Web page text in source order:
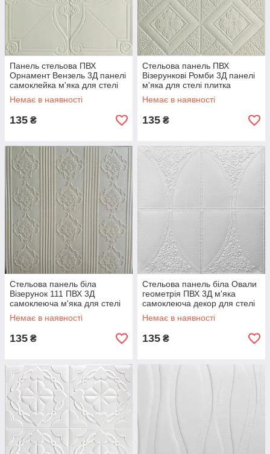
Панель стельова ПВХ
Орнамент Вензель 3Д панелі
самоклейка м'яка для стелі
плитка 700*700*6мм (165)
SW-00000185
Немає в наявності
135 ₴
Стельова панель ПВХ
Візерункові Ромби 3Д панелі
м'яка для стелі плитка
квадрати 700*700*5мм (174)
SW-00000180
Немає в наявності
135 ₴
Стельова панель біла
Візерунок 111 ПВХ 3Д
самоклеюча м'яка для стелі
700х700х5 мм (111) SW-
00000072
Немає в наявності
135 ₴
Стельова панель біла Овали
геометрія ПВХ 3Д м'яка
самоклеюча декор для стелі
700*700*4 мм (117) SW-
00000234
Немає в наявності
135 ₴